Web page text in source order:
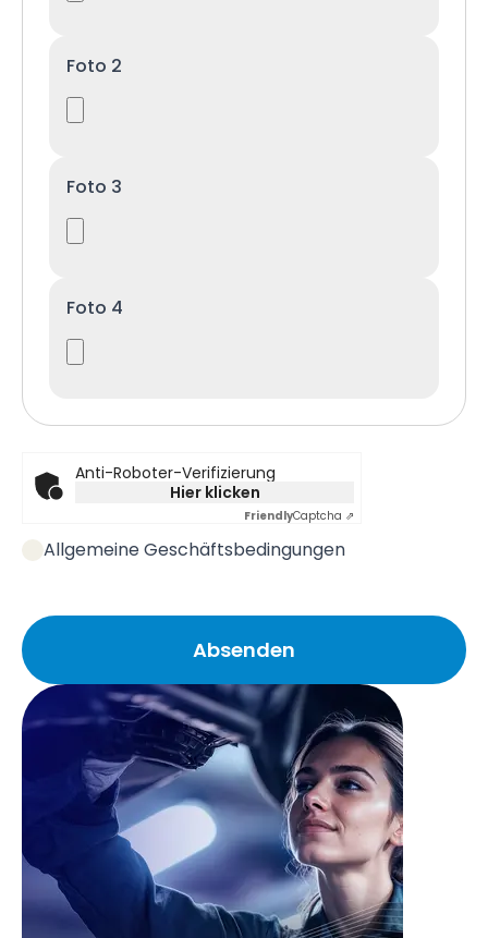
Foto 2
Foto 3
Foto 4
Anti-Roboter-Verifizierung
Hier klicken
FriendlyCaptcha ⇗
Allgemeine Geschäftsbedingungen